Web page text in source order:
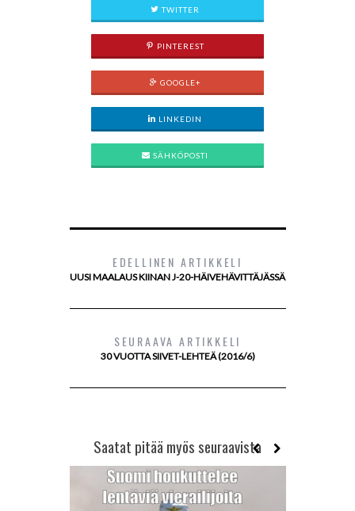
TWITTER
PINTEREST
GOOGLE+
LINKEDIN
SÄHKÖPOSTI
EDELLINEN ARTIKKELI
UUSI MAALAUS KIINAN J-20-HÄIVEHÄVITTÄJÄSSÄ
SEURAAVA ARTIKKELI
30 VUOTTA SIIVET-LEHTEÄ (2016/6)
Saatat pitää myös seuraavista